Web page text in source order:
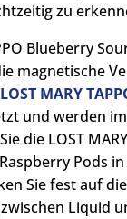
zu
Blueberry
magnetische
LOST MARY
und werden
die LOST
Pods
Sie fest auf
Liquid